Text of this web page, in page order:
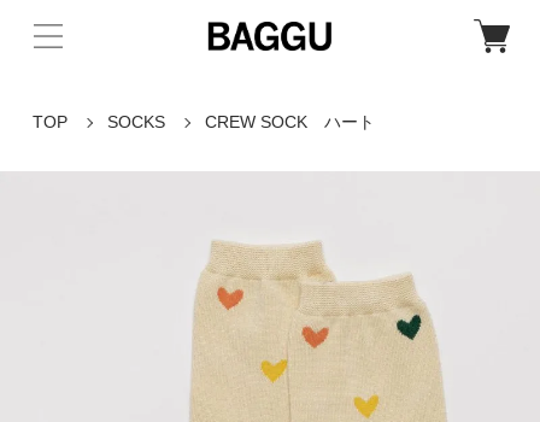
TOP SOCKS CREW SOCK ハート